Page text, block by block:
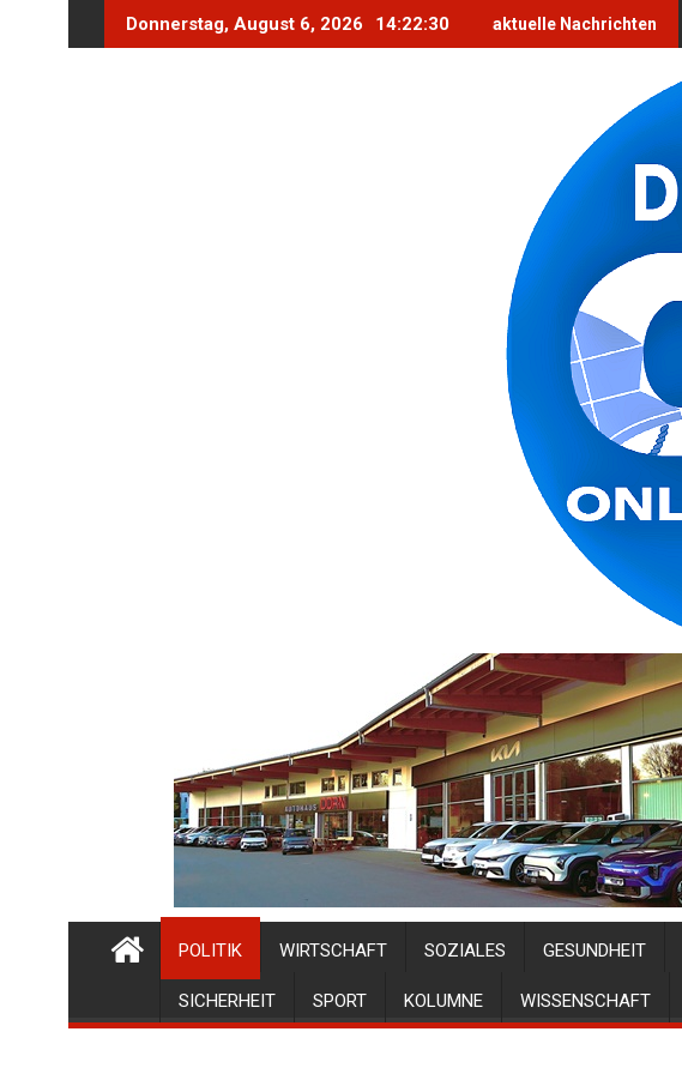
Donnerstag, August 6, 2026 14:22:32 aktuelle Nachrichten
POLITIK WIRTSCHAFT SOZIALES GESUNDHEIT
SICHERHEIT SPORT KOLUMNE WISSENSCHAFT